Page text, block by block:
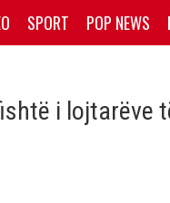
SPORT POP NEWS
i lojtarëve